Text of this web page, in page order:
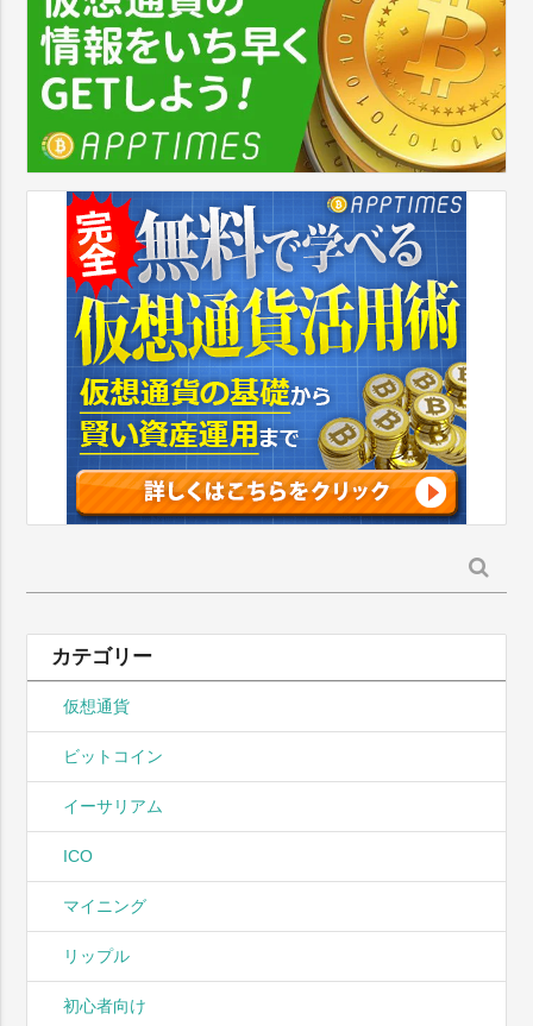
索:
カテゴリー
仮想通貨
ビットコイン
イーサリアム
ICO
マイニング
リップル
初心者向け